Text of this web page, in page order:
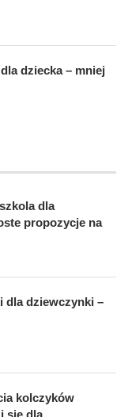
dziecka – mniej
dla
propozycje na
dla dziewczynki –
kolczyków
się dla